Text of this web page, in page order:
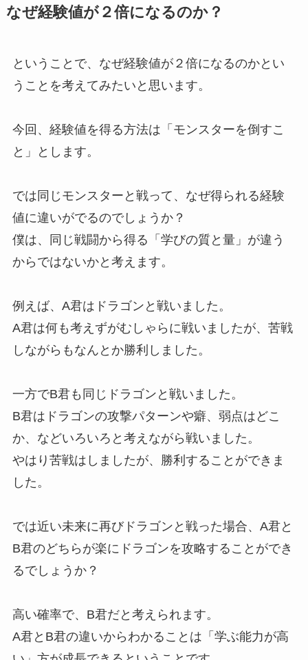
なぜ経験値が２倍になるのか？
ということで、なぜ経験値が２倍になるのかとい
うことを考えてみたいと思います。
今回、経験値を得る方法は「モンスターを倒すこ
と」とします。
では同じモンスターと戦って、なぜ得られる経験
値に違いがでるのでしょうか？
僕は、同じ戦闘から得る「学びの質と量」が違う
からではないかと考えます。
例えば、A君はドラゴンと戦いました。
A君は何も考えずがむしゃらに戦いましたが、苦戦
しながらもなんとか勝利しました。
一方でB君も同じドラゴンと戦いました。
B君はドラゴンの攻撃パターンや癖、弱点はどこ
か、などいろいろと考えながら戦いました。
やはり苦戦はしましたが、勝利することができま
した。
では近い未来に再びドラゴンと戦った場合、A君と
B君のどちらが楽にドラゴンを攻略することができ
るでしょうか？
高い確率で、B君だと考えられます。
A君とB君の違いからわかることは「学ぶ能力が高